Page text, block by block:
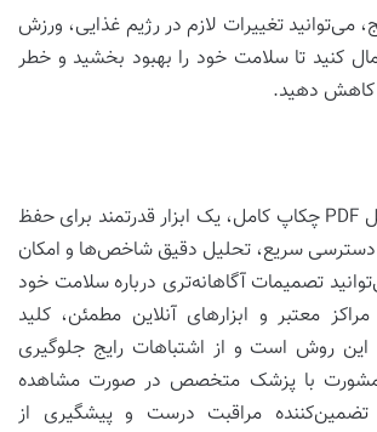
می‌توانید تغییرات لازم در رژیم غذایی، ورزش
کنید تا سلامت خود را بهبود بخشید و خطر
کاهش دهید.
دریافت و تفسیر فایل PDF چکاپ کامل، یک ابزار قدرتمند برای حفظ
سریع، تحلیل دقیق شاخص‌ها و امکان
تصمیمات آگاهانه‌تری درباره سلامت خود
مراکز معتبر و ابزارهای آنلاین مطمئن، کلید
این روش است و از اشتباهات رایج جلوگیری
با پزشک متخصص در صورت مشاهده
تضمین‌کننده مراقبت درست و پیشگیری از